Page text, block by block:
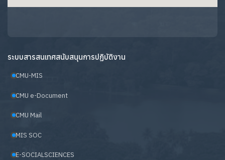
ระบบสารสนเทศสนับสนุนการปฏิบัติงาน
CMU-MIS
CMU e-Document
CMU Mail
MIS SOC
E-SOCIALSCIENCES